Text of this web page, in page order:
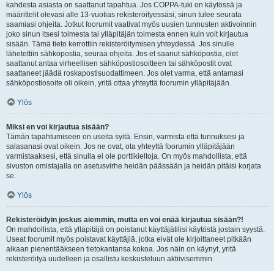
kahdesta asiasta on saattanut tapahtua. Jos COPPA-tuki on käytössä ja
määrittelit olevasi alle 13-vuotias rekisteröityessäsi, sinun tulee seurata
saamiasi ohjeita. Jotkut foorumit vaativat myös uusien tunnusten aktivoinnin
joko sinun itsesi toimesta tai ylläpitäjän toimesta ennen kuin voit kirjautua
sisään. Tämä tieto kerrottiin rekisteröitymisen yhteydessä. Jos sinulle
lähetettiin sähköpostia, seuraa ohjeita. Jos et saanut sähköpostia, olet
saattanut antaa virheellisen sähköpostiosoitteen tai sähköpostit ovat
saattaneet jäädä roskapostisuodattimeen. Jos olet varma, että antamasi
sähköpostiosoite oli oikein, yritä ottaa yhteyttä foorumin ylläpitäjään.
Ylös
Miksi en voi kirjautua sisään?
Tämän tapahtumiseen on useita syitä. Ensin, varmista että tunnuksesi ja
salasanasi ovat oikein. Jos ne ovat, ota yhteyttä foorumin ylläpitäjään
varmistaaksesi, että sinulla ei ole porttikieltoja. On myös mahdollista, että
sivuston omistajalla on asetusvirhe heidän päässään ja heidän pitäisi korjata
se.
Ylös
Rekisteröidyin joskus aiemmin, mutta en voi enää kirjautua sisään?!
On mahdollista, että ylläpitäjä on poistanut käyttäjätilisi käytöstä jostain syystä.
Useat foorumit myös poistavat käyttäjiä, jotka eivät ole kirjoittaneet pitkään
aikaan pienentääkseen tietokantansa kokoa. Jos näin on käynyt, yritä
rekisteröityä uudelleen ja osallistu keskusteluun aktiivisemmin.